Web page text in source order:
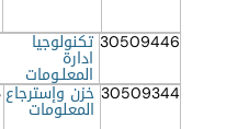
30509446 تكنولوجيا
ادارة
المعلـومات
30509344 خزن وإسترجاع
المعلومات